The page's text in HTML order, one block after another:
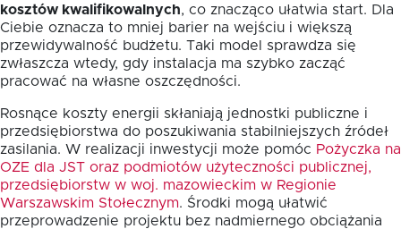
kosztów kwalifikowalnych, co znacząco ułatwia start. Dla
Ciebie oznacza to mniej barier na wejściu i większą
przewidywalność budżetu. Taki model sprawdza się
zwłaszcza wtedy, gdy instalacja ma szybko zacząć
pracować na własne oszczędności.
Rosnące koszty energii skłaniają jednostki publiczne i
przedsiębiorstwa do poszukiwania stabilniejszych źródeł
zasilania. W realizacji inwestycji może pomóc Pożyczka na
OZE dla JST oraz podmiotów użyteczności publicznej,
przedsiębiorstw w woj. mazowieckim w Regionie
Warszawskim Stołecznym. Środki mogą ułatwić
przeprowadzenie projektu bez nadmiernego obciążania